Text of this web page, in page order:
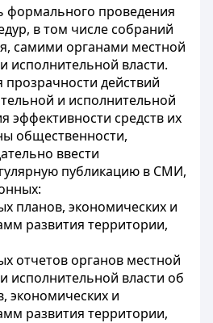
формального проведения
в том числе собраний
самими органами местной
исполнительной власти.
прозрачности действий
и исполнительной
эффективности средств их
общественности,
ввести
публикацию в СМИ,
планов, экономических и
развития территории,
отчетов органов местной
исполнительной власти об
экономических и
развития территории,